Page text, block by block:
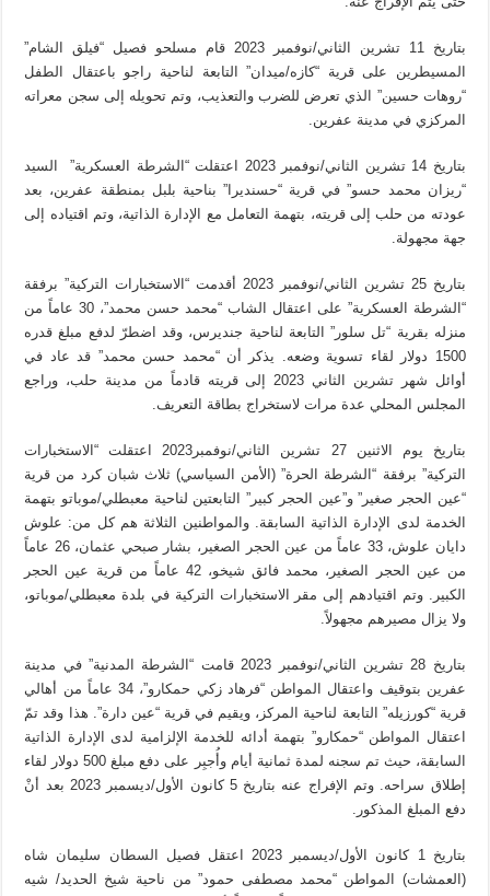
بتاريخ 11 تشرين الثاني/نوفمبر 2023 قام مسلحو فصيل “فيلق الشام”
المسيطرين على قرية “كازه/ميدان” التابعة لناحية راجو باعتقال الطفل
“روهات حسين” الذي تعرض للضرب والتعذيب، وتم تحويله إلى سجن معراته
المركزي في مدينة عفرين.
بتاريخ 14 تشرين الثاني/نوفمبر 2023 اعتقلت “الشرطة العسكرية” السيد
“ريزان محمد حسو” في قرية “حسنديرا” بناحية بلبل بمنطقة عفرين، بعد
عودته من حلب إلى قريته، بتهمة التعامل مع الإدارة الذاتية، وتم اقتياده إلى
جهة مجهولة.
بتاريخ 25 تشرين الثاني/نوفمبر 2023 أقدمت “الاستخبارات التركية” برفقة
“الشرطة العسكرية” على اعتقال الشاب “محمد حسن محمد”، 30 عاماً من
منزله بقرية “تل سلور” التابعة لناحية جنديرس، وقد اضطرّ لدفع مبلغ قدره
1500 دولار لقاء تسوية وضعه. يذكر أن “محمد حسن محمد” قد عاد في
أوائل شهر تشرين الثاني 2023 إلى قريته قادماً من مدينة حلب، وراجع
المجلس المحلي عدة مرات لاستخراج بطاقة التعريف.
بتاريخ يوم الاثنين 27 تشرين الثاني/نوفمبر2023 اعتقلت “الاستخبارات
التركية” برفقة “الشرطة الحرة” (الأمن السياسي) ثلاث شبان كرد من قرية
“عين الحجر صغير” و”عين الحجر كبير” التابعتين لناحية معبطلي/موباتو بتهمة
الخدمة لدى الإدارة الذاتية السابقة. والمواطنين الثلاثة هم كل من: علوش
دايان علوش، 33 عاماً من عين الحجر الصغير، بشار صبحي عثمان، 26 عاماً
من عين الحجر الصغير، محمد فائق شيخو، 42 عاماً من قرية عين الحجر
الكبير. وتم اقتيادهم إلى مقر الاستخبارات التركية في بلدة معبطلي/موباتو،
ولا يزال مصيرهم مجهولاً.
بتاريخ 28 تشرين الثاني/نوفمبر 2023 قامت “الشرطة المدنية” في مدينة
عفرين بتوقيف واعتقال المواطن “فرهاد زكي حمكارو”، 34 عاماً من أهالي
قرية “كورزيله” التابعة لناحية المركز، ويقيم في قرية “عين دارة”. هذا وقد تمّ
اعتقال المواطن “حمكارو” بتهمة أدائه للخدمة الإلزامية لدى الإدارة الذاتية
السابقة، حيث تم سجنه لمدة ثمانية أيام وأُجبِر على دفع مبلغ 500 دولار لقاء
إطلاق سراحه. وتم الإفراج عنه بتاريخ 5 كانون الأول/ديسمبر 2023 بعد أنْ
دفع المبلغ المذكور.
بتاريخ 1 كانون الأول/ديسمبر 2023 اعتقل فصيل السطان سليمان شاه
(العمشات) المواطن “محمد مصطفى حمود” من ناحية شيخ الحديد/ شيه